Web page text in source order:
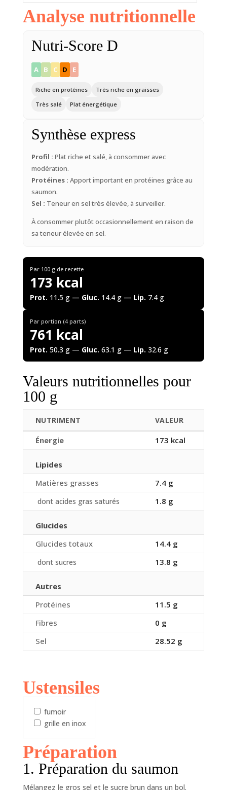
Analyse nutritionnelle
Nutri-Score D
A B C D E
Riche en protéines
Très riche en graisses
Très salé
Plat énergétique
Synthèse express
Profil : Plat riche et salé, à consommer avec
modération.
Protéines : Apport important en protéines grâce au
saumon.
Sel : Teneur en sel très élevée, à surveiller.
À consommer plutôt occasionnellement en raison de
sa teneur élevée en sel.
Par 100 g de recette
173 kcal
Prot. 11.5 g — Gluc. 14.4 g — Lip. 7.4 g
Par portion (4 parts)
761 kcal
Prot. 50.3 g — Gluc. 63.1 g — Lip. 32.6 g
Valeurs nutritionnelles pour
100 g
NUTRIMENT VALEUR
Énergie 173 kcal
Lipides
Matières grasses
7.4 g
dont acides gras saturés 1.8 g
Glucides
Glucides totaux
14.4 g
dont sucres 13.8 g
Autres
Protéines
11.5 g
Fibres
0 g
Sel
28.52 g
Ustensiles
fumoir
grille en inox
Préparation
1. Préparation du saumon
Mélangez le gros sel et le sucre brun dans un bol.